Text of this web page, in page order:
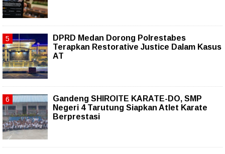
DPRD Medan Dorong Polrestabes
Terapkan Restorative Justice Dalam Kasus
AT
Gandeng SHIROITE KARATE-DO, SMP
Negeri 4 Tarutung Siapkan Atlet Karate
Berprestasi